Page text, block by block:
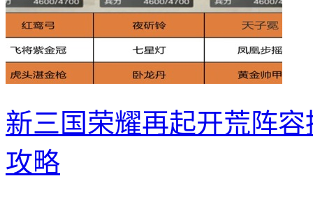
新三国荣耀再起开荒阵
攻略